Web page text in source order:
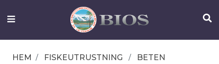
FISKEUTRUSTNING
HEM FISKEUTRUSTNING
BETEN